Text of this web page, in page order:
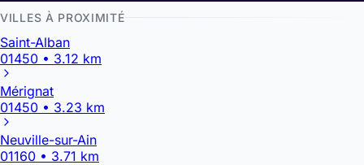
VILLES À PROXIMITÉ
Saint-Alban
01450 • 3.12 km
Mérignat
01450 • 3.23 km
Neuville-sur-Ain
01160 • 3.71 km